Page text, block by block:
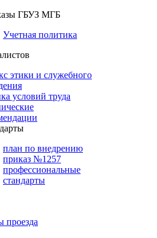
ГБУЗ МГБ
Учетная политика
этики и служебного
условий труда
план по внедрению
приказ №1257
профессиональные
стандарты
проезда